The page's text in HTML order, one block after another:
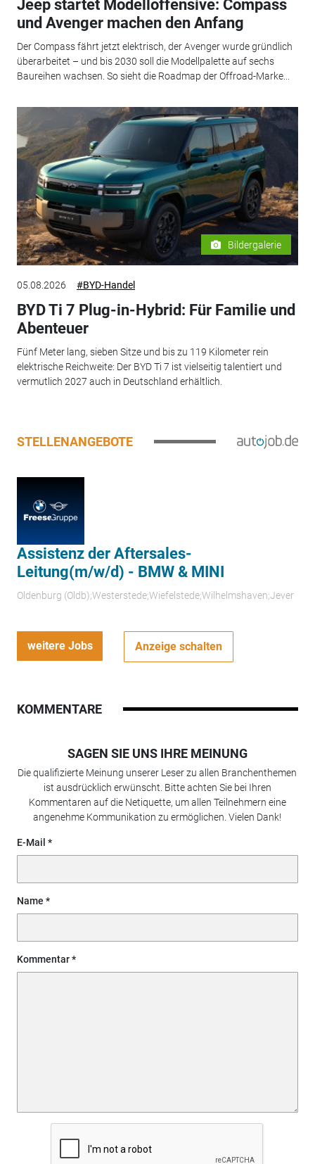
Jeep startet Modelloffensive: Compass
und Avenger machen den Anfang
Der Compass fährt jetzt elektrisch, der Avenger wurde gründlich
überarbeitet – und bis 2030 soll die Modellpalette auf sechs
Baureihen wachsen. So sieht die Roadmap der Offroad-Marke...
Bildergalerie
05.08.2026 #BYD-Handel
BYD Ti 7 Plug-in-Hybrid: Für Familie und
Abenteuer
Fünf Meter lang, sieben Sitze und bis zu 119 Kilometer rein
elektrische Reichweite: Der BYD Ti 7 ist vielseitig talentiert und
vermutlich 2027 auch in Deutschland erhältlich.
STELLENANGEBOTE
Assistenz der Aftersales-
Leitung(m/w/d) - BMW & MINI
Oldenburg (Oldb);Westerstede;Wiefelstede;Wilhelmshaven;Jever
weitere Jobs Anzeige schalten
KOMMENTARE
SAGEN SIE UNS IHRE MEINUNG
Die qualifizierte Meinung unserer Leser zu allen Branchenthemen
ist ausdrücklich erwünscht. Bitte achten Sie bei Ihren
Kommentaren auf die Netiquette, um allen Teilnehmern eine
angenehme Kommunikation zu ermöglichen. Vielen Dank!
E-Mail
Name
Kommentar